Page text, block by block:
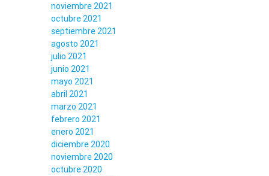
noviembre 2021
octubre 2021
septiembre 2021
agosto 2021
julio 2021
junio 2021
mayo 2021
abril 2021
marzo 2021
febrero 2021
enero 2021
diciembre 2020
noviembre 2020
octubre 2020